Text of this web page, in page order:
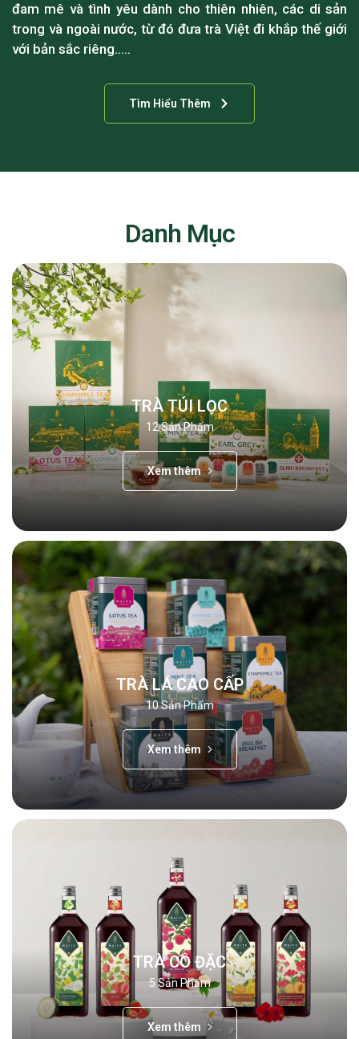
đam mê và tình yêu dành cho thiên nhiên, các di sản
trong và ngoài nước, từ đó đưa trà Việt đi khắp thế giới
với bản sắc riêng…..
Tìm Hiểu Thêm
Danh Mục
TRÀ TÚI LỌC
12Sản Phẩm
Xem thêm
TRÀ LÁ CAO CẤP
10Sản Phẩm
Xem thêm
TRÀ CÔ ĐẶC
5 Sản Phẩm
Xem thêm